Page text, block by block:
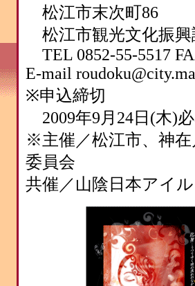
松江市末次町86
松江市観光文化振興
TEL 0852-55-5517
E-mail
※申込締切
2009年9月24日(木)
※主催／松江市、神
委員会
共催／山陰日本アイ